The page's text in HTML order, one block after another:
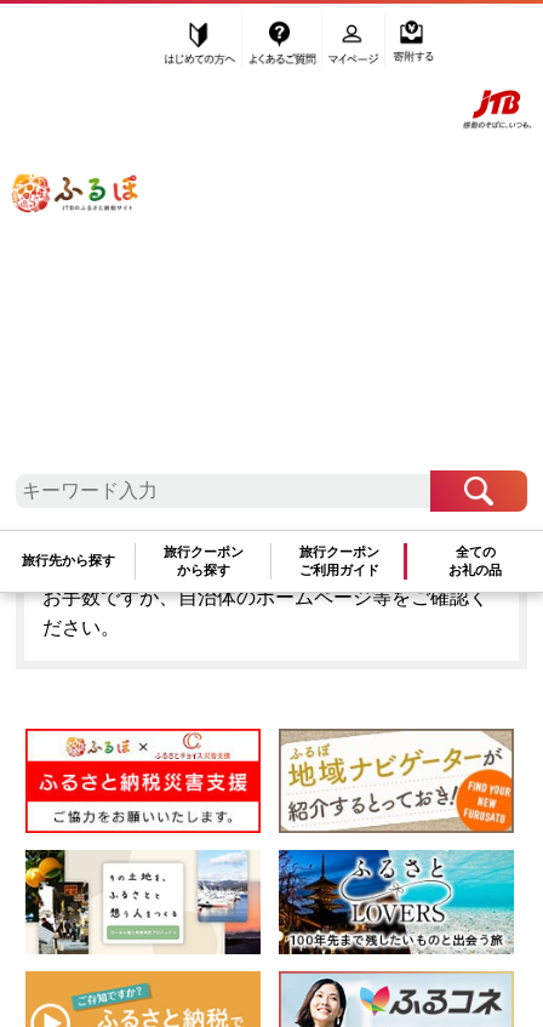
ふるぽ JTBのふるさと納税サイト
旅行先から探す
旅行クーポン
から探す
旅行クーポン
ご利用ガイド
全ての
お礼の品
「熊本県合志市」はふるぽからお申込みをすること
はできません。
お手数ですが、自治体のホームページ等をご確認く
ださい。